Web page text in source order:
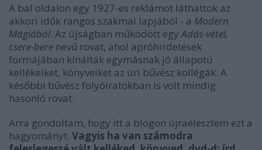
A bal oldalon egy 1927-es reklámot láthattok az
akkori idők rangos szakmai lapjából - a Modern
Mágiából. Az újságban működött egyAdás-vétel,
csere-bere nevű rovat, ahol apróhirdetések
formájában kínálták egymásnak jó állapotú
kellékeiket, könyveiket az úri bűvész kollégák. A
későbbi bűvész folyóiratokban is volt mindig
hasonló rovat.
Arra gondoltam, hogy itt a blogon újraélesztem ezt a
hagyományt. Vagyis ha van számodra